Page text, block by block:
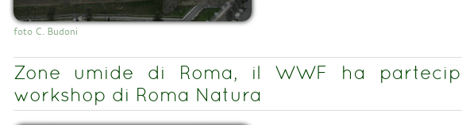
foto C. Budoni
Zone umide di Roma, il WWF ha
workshop di Roma Natura